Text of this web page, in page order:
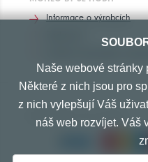
Informace o výrobcích
PŘIJÍMÁME TYTO PLATBY
Naše webové
Některé z nich jsou pro
z nich vylepšují Váš
náš web rozvíjet. Váš